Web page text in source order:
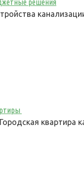
решения
квартира